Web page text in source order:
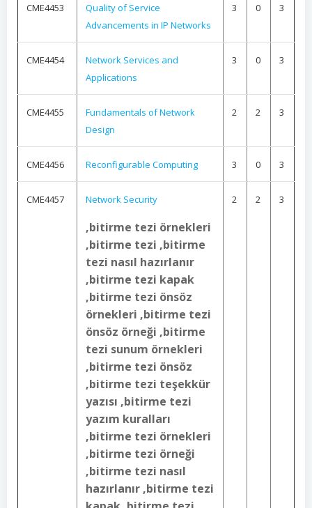
CME4453
Quality of Service
Advancements in IP Networks
3 0 3
CME4454
Network Services and
Applications
3 0 3
CME4455
Fundamentals of Network
Design
2 2 3
CME4456 Reconfigurable Computing 3 0 3
CME4457 Network Security
,bitirme tezi örnekleri
,bitirme tezi ,bitirme
tezi nasıl hazırlanır
,bitirme tezi kapak
,bitirme tezi önsöz
örnekleri ,bitirme tezi
önsöz örneği ,bitirme
tezi sunum örnekleri
,bitirme tezi önsöz
,bitirme tezi teşekkür
yazısı ,bitirme tezi
yazım kuralları
,bitirme tezi örnekleri
,bitirme tezi örneği
,bitirme tezi nasıl
hazırlanır ,bitirme tezi
2 2 3